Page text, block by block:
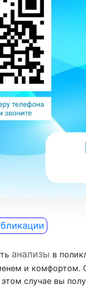
анализы в
и комфортом.
случае вы